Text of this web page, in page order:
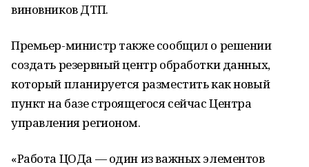
виновников ДТП.
Премьер-министр также сообщил о решении
создать резервный центр обработки данных,
который планируется разместить как новый
пункт на базе строящегося сейчас Центра
управления регионом.
«Работа ЦОДа — один из важных элементов